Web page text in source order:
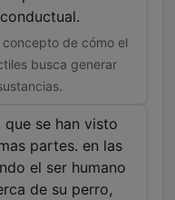
de cómo el
busca generar
que se han visto
partes. en las
el ser humano
de su perro,